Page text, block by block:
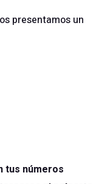
presentamos un
tus números